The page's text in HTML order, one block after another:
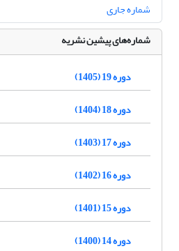
شماره جاری
شماره‌های پیشین نشریه
دوره 19 (1405)
دوره 18 (1404)
دوره 17 (1403)
دوره 16 (1402)
دوره 15 (1401)
دوره 14 (1400)